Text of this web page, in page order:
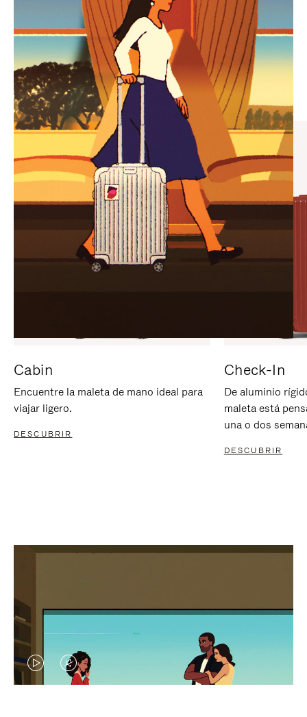
ESTÁ
PAUSADO,
PULSE
PARA
PAUSARLO.
DEL
VÍDEO
ESTÁ
DESACTIVADO:
PULSE
PARA
ACTIVARLO.
IDAS DE REGALO CUIDADOSAMENTE ELEGIDAS
Encuentre su compañero de
viaje ideal
Cabin
Encuentre la maleta de mano ideal para
viajar ligero.
DESCUBRIR
Check-In
De aluminio
maleta está
una o dos
DESCUBRIR
EL
EL